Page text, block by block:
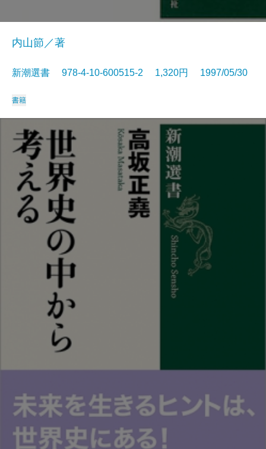
内山節／著
新潮選書 978-4-10-600515-2 1,320円 1997/05/30
書籍